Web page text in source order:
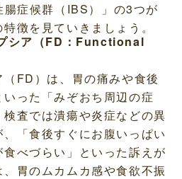
腸症候群（IBS）」の3つが
徴を見ていきましょう。
シア（FD：Functional
FD）は、胃の痛みや食後
った「みぞおち周辺の症
査では潰瘍や炎症などの異
「食後すぐにお腹いっぱい
べづらい」といった訴えが
胃のムカムカ感や食欲不振